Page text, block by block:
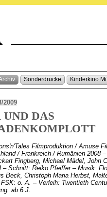
Sonderdrucke Kinderkino
2009
UND DAS
Filmproduktion / Amuse
/ Frankreich / Rumänien 2008
Fingberg, Michael Mädel, John
– Schnitt: Reiko Pfeiffer – Musik:
Beck, Christoph Maria Herbst,
o. A. – Verleih: Twentieth
ab 6 J.